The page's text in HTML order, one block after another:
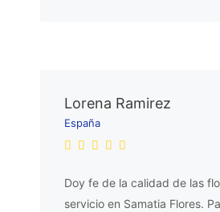
Lorena Ramirez
España
Doy fe de la calidad de las
servicio en Samatia Flores.